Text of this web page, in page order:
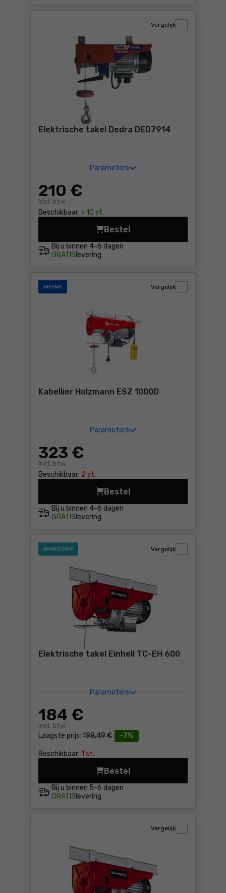
Elektrische takel Dedra DED7914
Parameters
210 €
Incl. btw
Beschikbaar: > 10 st.
Vergelijk
Bij u binnen 4-6 dagen
GRATIS levering
Bestel
Elektrische takel Dedra
NIEUWS
Kabellier Holzmann ESZ 1000D
Parameters
323 €
Incl. btw
Beschikbaar: 2 st.
Vergelijk
Bij u binnen 4-6 dagen
GRATIS levering
Bestel
Kabellier Holzmann ESZ
AANBIEDING
Elektrische takel Einhell TC-EH 600
Parameters
-7%
Laagste prijs: 198,49 €
184 €
Incl. btw
Beschikbaar: 1 st.
Vergelijk
Bij u binnen 5-6 dagen
GRATIS levering
Bestel
Elektrische takel Einhell
Vergelijk